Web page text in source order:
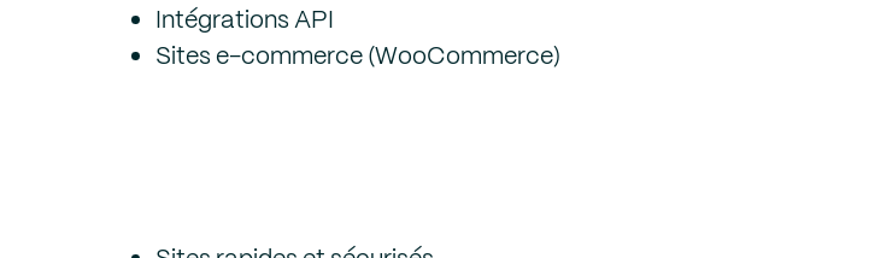
Intégrations API
Sites e-commerce (WooCommerce)